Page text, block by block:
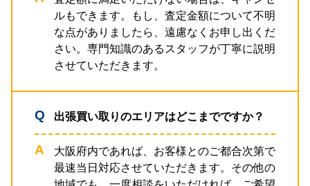
ルもできます。もし、査定金額について不明
な点がありましたら、遠慮なくお申し出くだ
さい。専門知識のあるスタッフが丁寧に説明
させていただきます。
出張買い取りのエリアはどこまでですか？
大阪府内であれば、お客様とのご都合次第で
最速当日対応させていただきます。その他の